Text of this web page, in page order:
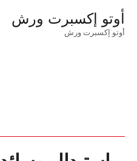
أوتو إكسبرت ورش
أوتو إكسبرت ورش